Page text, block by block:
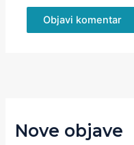
Nove objave